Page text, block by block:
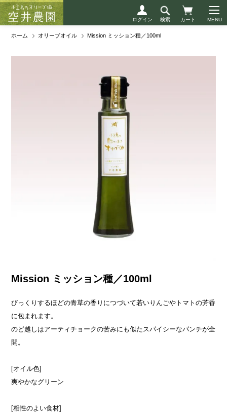
ログイン 検索 カート
ホーム オリーブオイル Mission ミッション種／100ml
Mission ミッション種／100ml
びっくりするほどの青草の香りにつづいて若いりんごやトマトの芳香
に包まれます。
のど越しはアーティチョークの苦みにも似たスパイシーなパンチが全
開。
[オイル色]
爽やかなグリーン
[相性のよい食材]